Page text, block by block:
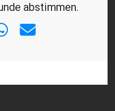
abstimmen.